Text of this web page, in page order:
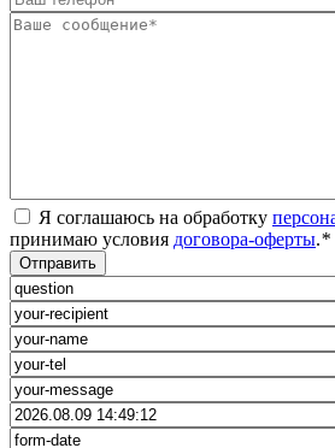
Я соглашаюсь на обработку
принимаю условия договора-оферты.*